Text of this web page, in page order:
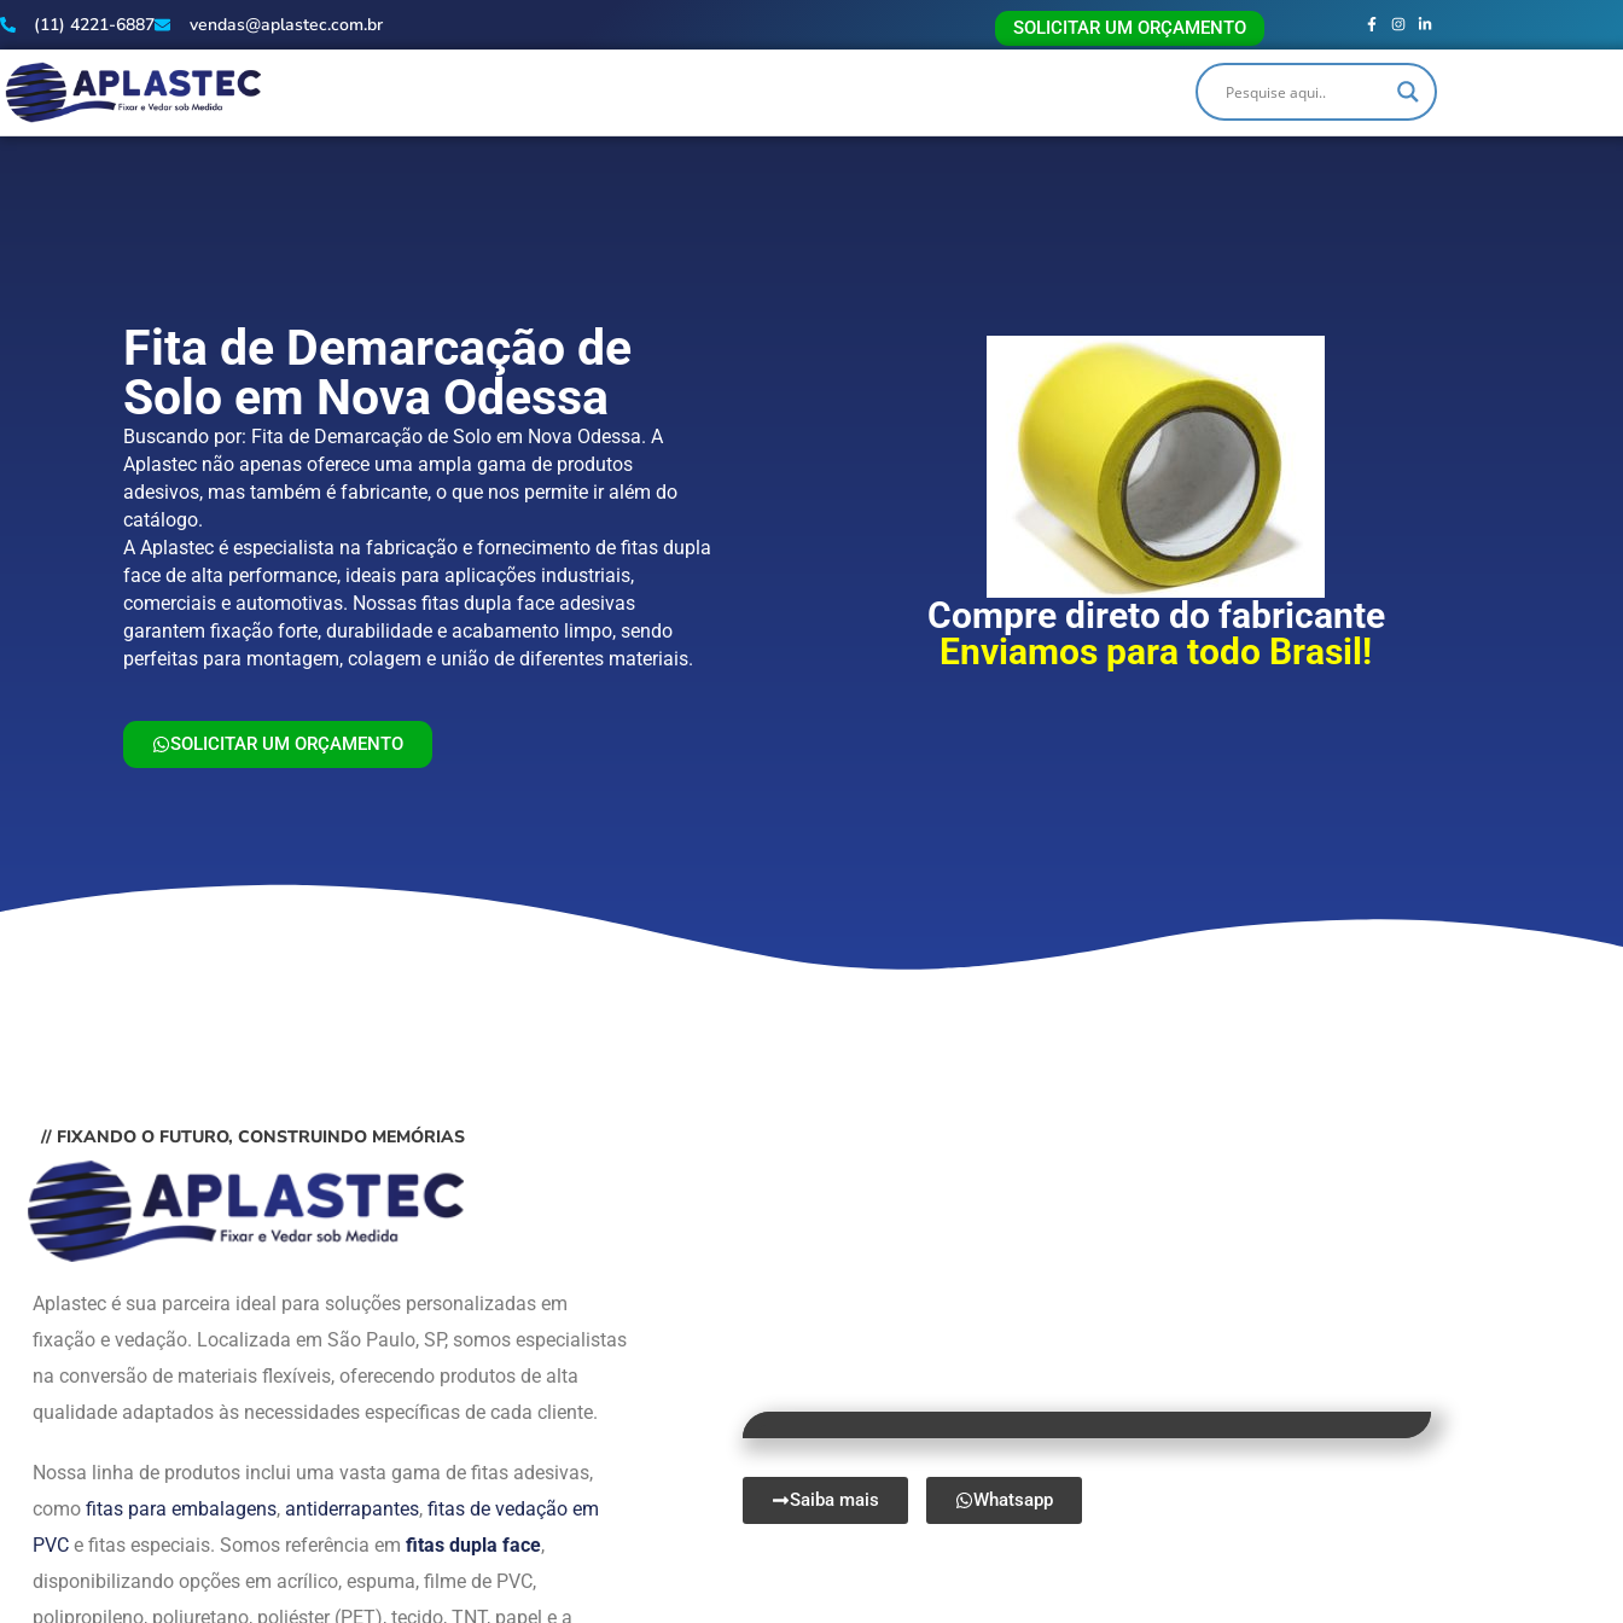
(11) 4221-6887 vendas@aplastec.com.br SOLICITAR UM ORÇAMENTO
Fita de Demarcação de
Solo em Nova Odessa
Buscando por: Fita de Demarcação de Solo em Nova Odessa. A
Aplastec não apenas oferece uma ampla gama de produtos
adesivos, mas também é fabricante, o que nos permite ir além do
catálogo.
A Aplastec é especialista na fabricação e fornecimento de fitas dupla
face de alta performance, ideais para aplicações industriais,
comerciais e automotivas. Nossas fitas dupla face adesivas
garantem fixação forte, durabilidade e acabamento limpo, sendo
perfeitas para montagem, colagem e união de diferentes materiais.
SOLICITAR UM ORÇAMENTO
Compre direto do fabricante
Enviamos para todo Brasil!
// FIXANDO O FUTURO, CONSTRUINDO MEMÓRIAS
Aplastec é sua parceira ideal para soluções personalizadas em
fixação e vedação. Localizada em São Paulo, SP, somos especialistas
na conversão de materiais flexíveis, oferecendo produtos de alta
qualidade adaptados às necessidades específicas de cada cliente.
Nossa linha de produtos inclui uma vasta gama de fitas adesivas,
como fitas para embalagens, antiderrapantes, fitas de vedação em
PVC e fitas especiais. Somos referência em fitas dupla face,
disponibilizando opções em acrílico, espuma, filme de PVC,
polipropileno, poliuretano, poliéster (PET), tecido, TNT, papel e a
Saiba mais Whatsapp